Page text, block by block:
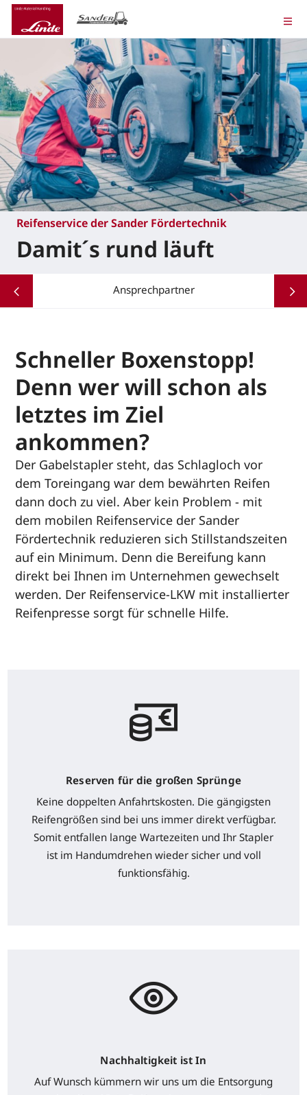
Reifenservice der Sander Fördertechnik
Damit´s rund läuft
Ansprechpartner
Schneller Boxenstopp!
Denn wer will schon als
letztes im Ziel
ankommen?
Der Gabelstapler steht, das Schlagloch vor
dem Toreingang war dem bewährten Reifen
dann doch zu viel. Aber kein Problem - mit
dem mobilen Reifenservice der Sander
Fördertechnik reduzieren sich Stillstandszeiten
auf ein Minimum. Denn die Bereifung kann
direkt bei Ihnen im Unternehmen gewechselt
werden. Der Reifenservice-LKW mit installierter
Reifenpresse sorgt für schnelle Hilfe.
Reserven für die großen Sprünge
Keine doppelten Anfahrtskosten. Die gängigsten
Reifengrößen sind bei uns immer direkt verfügbar.
Somit entfallen lange Wartezeiten und Ihr Stapler
ist im Handumdrehen wieder sicher und voll
funktionsfähig.
Nachhaltigkeit ist In
Auf Wunsch kümmern wir uns um die Entsorgung